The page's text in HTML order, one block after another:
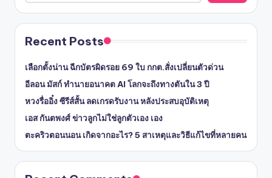
Recent Posts
เลือกตั้งน่าน ฉีกบัตรผิดรอย 69 ใบ กกต.สั่งเปลี่ยนตัวด่วน
อีลอน มัสก์ ทำนายอนาคต AI โลกจะถึงทางตันใน 3 ปี
หวงรื่ออิ๋ง ซีรีส์สั้น ลดเกรดรับงาน หลังประสบอุบัติเหตุ
เอส กันตพงศ์ ข่าวลูกไม่ใช่ลูกตัวเอง เอง
ตะคริวตอนนอน เกิดจากอะไร? 5 สาเหตุและวิธีแก้ไขที่หลายคน